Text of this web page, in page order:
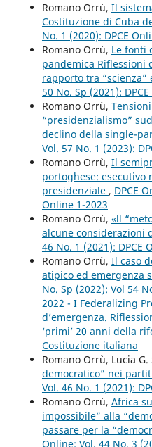
Romano Orrù, Il
Costituzione di Cuba
No. 1 (2020): DPCE
Romano Orrù, Le fonti
pandemica Riflessioni
rapporto tra “scienza”
50 No. Sp (2021):
Romano Orrù,
“presidenzialismo”
declino della single-
Vol. 57 No. 1 (2023):
Romano Orrù, Il
portoghese: esecutivo
presidenziale , DPCE
Online 1-2023
Romano Orrù, «ll
alcune considerazioni
46 No. 1 (2021): DPCE
Romano Orrù, Il caso
atipico ed emergenza
No. Sp (2022): Vol 54
2022 - I Federalizing
d’emergenza.
‘primi’ 20 anni della
Costituzione italiana
Romano Orrù, Lucia
democratico” nei
Vol. 46 No. 1 (2021):
Romano Orrù, Africa
impossibile” alla
passare per la
Online: Vol. 44 No. 3